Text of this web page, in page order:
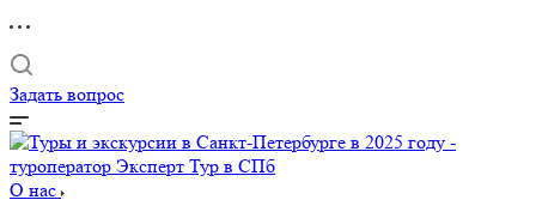
Задать вопрос
О нас